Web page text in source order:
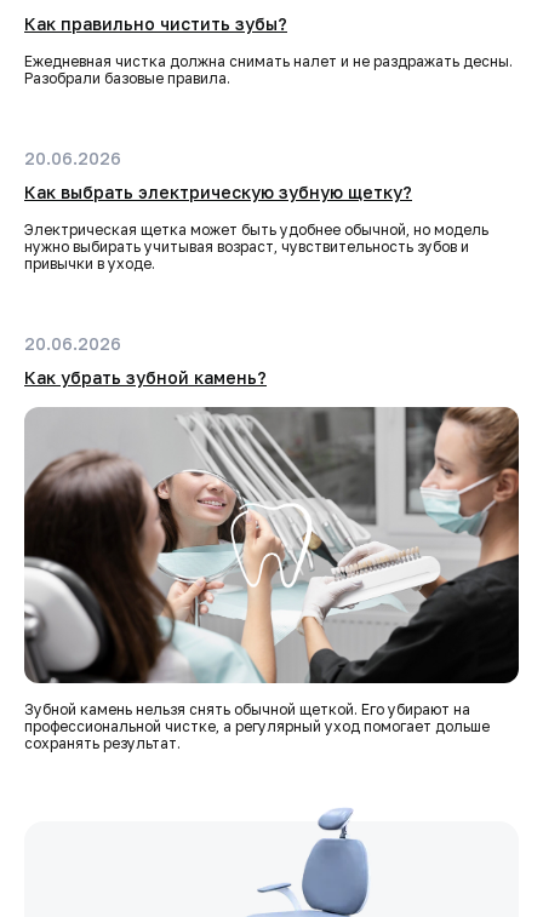
Как правильно чистить зубы?
Ежедневная чистка должна снимать налет и не раздражать десны.
Разобрали базовые правила.
20.06.2026
Как выбрать электрическую зубную щетку?
Электрическая щетка может быть удобнее обычной, но модель
нужно выбирать учитывая возраст, чувствительность зубов и
привычки в уходе.
20.06.2026
Как убрать зубной камень?
Зубной камень нельзя снять обычной щеткой. Его убирают на
профессиональной чистке, а регулярный уход помогает дольше
сохранять результат.